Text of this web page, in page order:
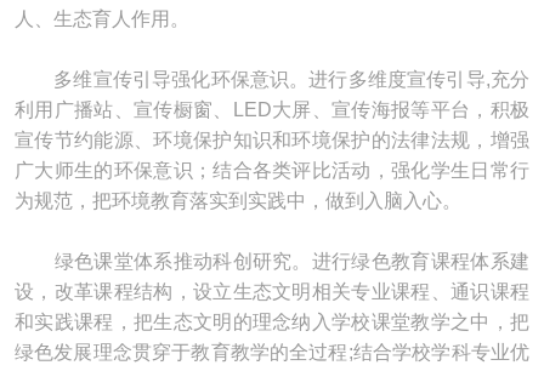
人、生态育人作用。
多维宣传引导强化环保意识。进行多维度宣传引导,充分
利用广播站、宣传橱窗、LED大屏、宣传海报等平台，积极
宣传节约能源、环境保护知识和环境保护的法律法规，增强
广大师生的环保意识；结合各类评比活动，强化学生日常行
为规范，把环境教育落实到实践中，做到入脑入心。
绿色课堂体系推动科创研究。进行绿色教育课程体系建
设，改革课程结构，设立生态文明相关专业课程、通识课程
和实践课程，把生态文明的理念纳入学校课堂教学之中，把
绿色发展理念贯穿于教育教学的全过程;结合学校学科专业优